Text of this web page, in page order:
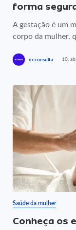
forma
A gestação é um
corpo da mulher,
dr.consulta 10,
Saúde da mulher
Conheça os